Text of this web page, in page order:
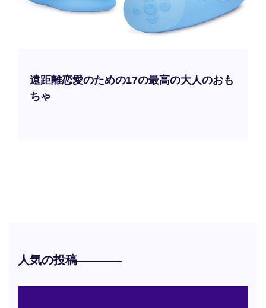
遠距離恋愛のための17の最高の大人のおも
ちゃ
人気の投稿